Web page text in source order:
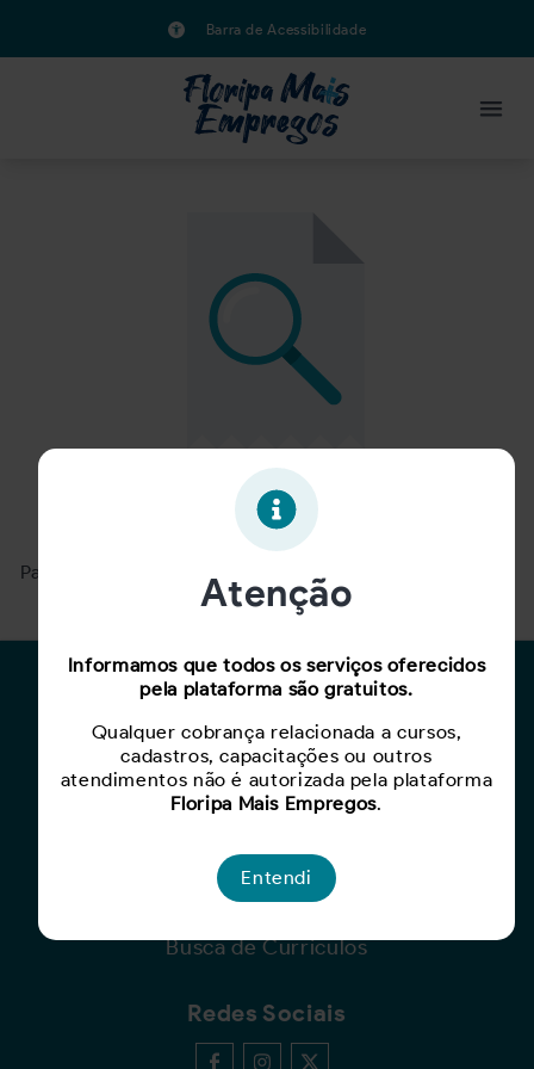
Barra de Acessibilidade
Oportunidade expirada!
Para ver mais, acesse a página
Para Candidatos
Busca de Oportunidades
Cadastro de Currículo
Capacite-se
Para Empresas
Busca de Currículos
Redes Sociais
Atenção
Informamos que todos os serviços oferecidos
pela plataforma são gratuitos.
Qualquer cobrança relacionada a cursos,
cadastros, capacitações ou outros
atendimentos não é autorizada pela plataforma
Floripa Mais Empregos.
Entendi